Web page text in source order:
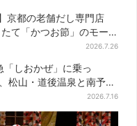
京都の老舗だし専門店
たて「かつお節」のモー
2026.7.26
しおかぜ」に乗っ
松山・道後温泉と南予を
2026.7.16